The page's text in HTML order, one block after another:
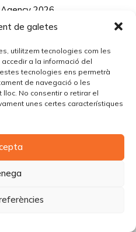
de galetes
utilitzem tecnologies com les
a la informació del
tecnologies ens permetrà
de navegació o les
No consentir o retirar el
unes certes característiques
2026
Agency
9 baixos, 17003, Girona